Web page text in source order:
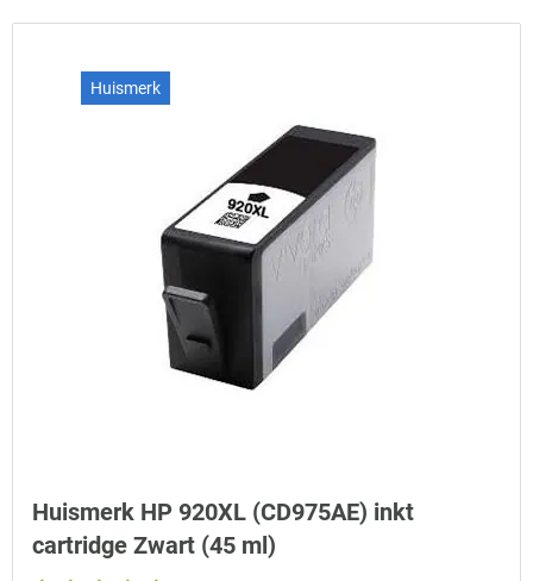
Huismerk
Huismerk HP 920XL (CD975AE) inkt
cartridge Zwart (45 ml)